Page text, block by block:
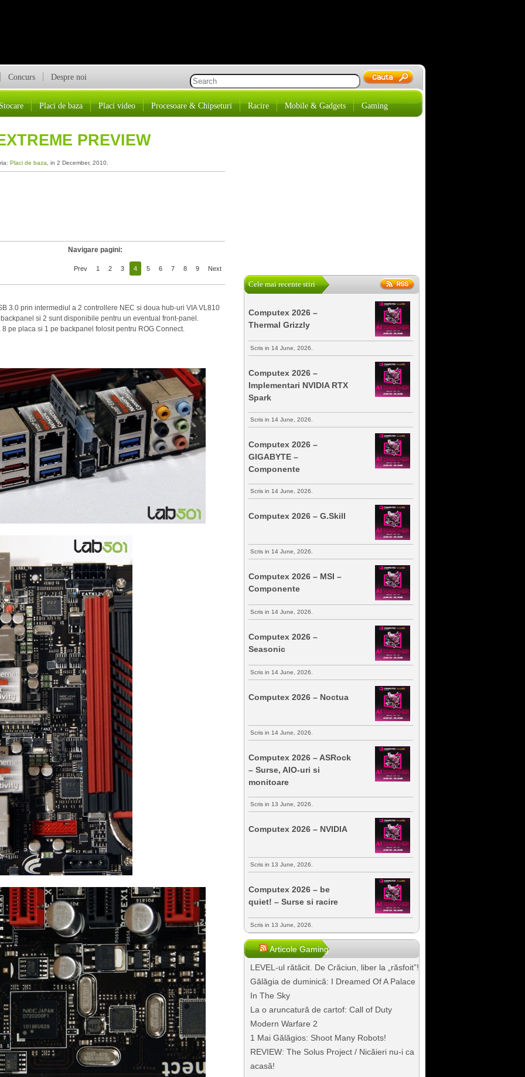
Concurs Despre noi
Placi de baza Placi video Procesoare & Chipseturi Racire Mobile & Gadgets Gaming
PREVIEW
Placi de baza , in 2 December, 2010.
Navigare pagini:
Prev 1 2 3 4 5 6 7 8 9 Next
3.0 prin intermediul a 2 controllere NEC si doua hub-uri VIA VL810
si 2 sunt disponibile pentru un eventual front-panel.
pe placa si 1 pe backpanel folosit pentru ROG Connect.
Cele mai recente stiri
Computex 2026 –
Thermal Grizzly
Scris in 14 June, 2026.
Computex 2026 –
Implementari NVIDIA RTX
Spark
Scris in 14 June, 2026.
Computex 2026 –
GIGABYTE –
Componente
Scris in 14 June, 2026.
Computex 2026 – G.Skill
Scris in 14 June, 2026.
Computex 2026 – MSI –
Componente
Scris in 14 June, 2026.
Computex 2026 –
Seasonic
Scris in 14 June, 2026.
Computex 2026 – Noctua
Scris in 14 June, 2026.
Computex 2026 – ASRock
– Surse, AIO-uri si
monitoare
Scris in 13 June, 2026.
Computex 2026 – NVIDIA
Scris in 13 June, 2026.
Computex 2026 – be
quiet! – Surse si racire
Scris in 13 June, 2026.
Articole Gaming
LEVEL-ul rătăcit. De Crăciun, liber la „răsfoit”!
Gălăgia de duminică: I Dreamed Of A Palace
In The Sky
La o aruncatură de cartof: Call of Duty
Modern Warfare 2
1 Mai Gălăgios: Shoot Many Robots!
REVIEW: The Solus Project / Nicăieri nu-i ca
acasă!